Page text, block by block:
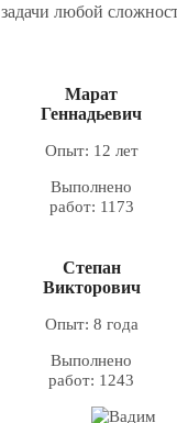
задачи любой
Марат
Геннадьевич
Опыт: 12 лет
Выполнено
работ: 1173
Степан
Викторович
Опыт: 8 года
Выполнено
работ: 1243